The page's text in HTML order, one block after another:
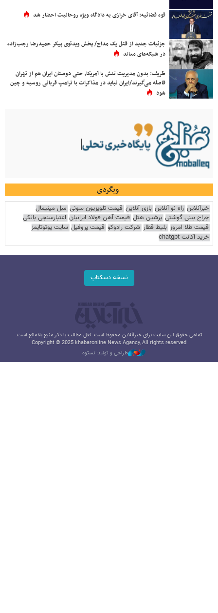
قوه قضائیه: آقای خرازی به دادگاه ویژه روحانیت احضار شد
جزئیات جدید از قتل یک مداح/ پخش ویدئوی پیکر حمیدرضا رجب‌زاده
در شبکه‌های معاند
ظریف: بدون مدیریت تنش با آمریکا، حتی دوستان ایران هم از تهران
فاصله می‌گیرند/ایران نباید در مذاکرات با ترامپ قربانی روسیه و چین
شود
وبگردی
خبرآنلاین راه نو آنلاین بازی آنلاین قیمت تلویزیون سونی مبل مینیمال
جراح بینی گوشتی پرشین هتل قیمت آهن فولاد ایرانیان اعتبارسنجی بانکی
قیمت طلا امروز بلیط قطار شرکت رادوکو قیمت پروفیل سایت یوتوتایمز
خرید اکانت chatgpt
نسخه دسکتاپ
تمامی حقوق این سایت برای خبرآنلاین محفوظ است. نقل مطالب با ذکر منبع بلامانع است.
Copyright © 2025 khabaronline News Agancy, All rights reserved
طراحی و تولید: نستوه